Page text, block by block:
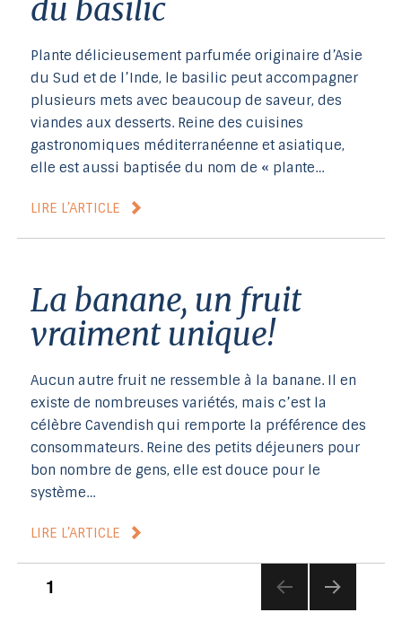
du basilic
Plante délicieusement parfumée originaire d’Asie
du Sud et de l’Inde, le basilic peut accompagner
plusieurs mets avec beaucoup de saveur, des
viandes aux desserts. Reine des cuisines
gastronomiques méditerranéenne et asiatique,
elle est aussi baptisée du nom de « plante…
LIRE L’ARTICLE
La banane, un fruit
vraiment unique!
Aucun autre fruit ne ressemble à la banane. Il en
existe de nombreuses variétés, mais c’est la
célèbre Cavendish qui remporte la préférence des
consommateurs. Reine des petits déjeuners pour
bon nombre de gens, elle est douce pour le
système…
LIRE L’ARTICLE
Pagination
1